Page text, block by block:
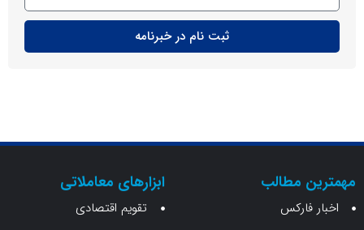
ثبت نام در خبرنامه
مطالب
فارکس
ابزارهای معاملاتی
تقویم اقتصادی